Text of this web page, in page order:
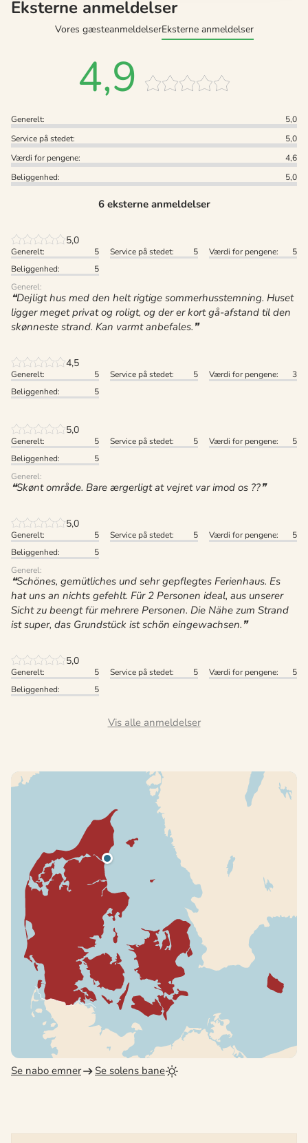
Eksterne anmeldelser
Vores gæsteanmeldelserEksterne anmeldelser
4,9
Generelt:
5,0
Service på stedet:
5,0
Værdi for pengene:
4,6
Beliggenhed:
5,0
6 eksterne anmeldelser
5,0
Generelt: 5 Service på stedet: 5 Værdi for pengene:
5
Beliggenhed:
5
Generel:
Dejligt hus med den helt rigtige sommerhusstemning. Huset
ligger meget privat og roligt, og der er kort gå-afstand til den
skønneste strand. Kan varmt anbefales.
4,5
Generelt: 5 Service på stedet: 5 Værdi for pengene:
3
Beliggenhed:
5
5,0
Generelt: 5 Service på stedet: 5 Værdi for pengene:
5
Beliggenhed:
5
Generel:
Skønt område. Bare ærgerligt at vejret var imod os ??
5,0
Generelt: 5 Service på stedet: 5 Værdi for pengene:
5
Beliggenhed:
5
Generel:
Schönes, gemütliches und sehr gepflegtes Ferienhaus. Es
hat uns an nichts gefehlt. Für 2 Personen ideal, aus unserer
Sicht zu beengt für mehrere Personen. Die Nähe zum Strand
ist super, das Grundstück ist schön eingewachsen.
5,0
Generelt: 5 Service på stedet: 5 Værdi for pengene:
5
Beliggenhed:
5
Vis alle anmeldelser
Se nabo emner Se solens bane